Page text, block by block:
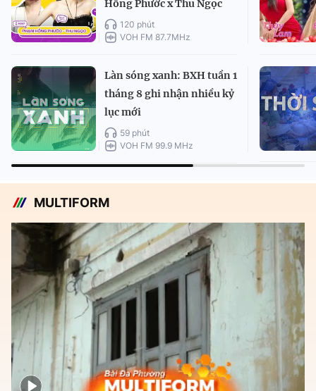
Hồng Phước x Thu Ngọc
120 phút
VOH FM 87.7MHz
Làn sóng xanh: BXH tuần 1
tháng 8 ghi nhận nhiều kỷ
lục mới
59 phút
VOH FM 99.9 MHz
MULTIFORM